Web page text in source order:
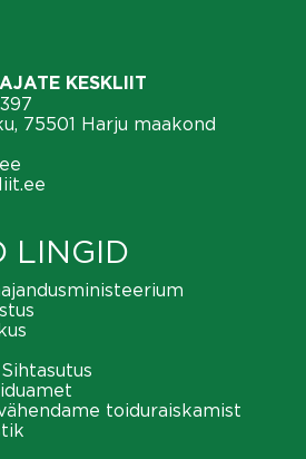
KESKLIIT
75501 Harju maakond
LINGID
toiduraiskamist